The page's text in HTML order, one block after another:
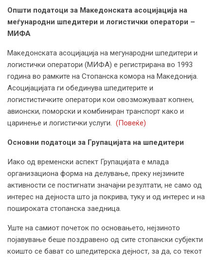
Општи податоци за Македонската асоцијација на
меѓународни шпедитери и логистички оператори –
МИФА
Македонската асоцијација на мегународни шпедитери и
логистички оператори (МИФА) е регистрирана во 1993
година во рамките на Стопанска комора на Македонија.
Асоцијацијата ги обединува шпедитерите и
логистистичките оператори кои овозможуваат копнен,
авионски, поморски и комбиниран транспорт како и
царинење и логистички услуги. (Повеќе)
Основни податоци за Групацијата на шпедитери
Иако од временски аспект Групацијата е млада
организациона форма на делување, преку нејзините
активности се постигнати значајни резултати, не само од
интерес на дејноста што ја покрива, туку и од интерес и на
пошироката стопанска заедница.
Уште на самиот почеток по основањето, нејзиното
појавување беше поздравено од сите стопански субјекти
коишто се бават со шпедитерска дејност, за да, со текот